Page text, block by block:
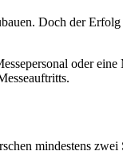
Doch der
oder
mindestens